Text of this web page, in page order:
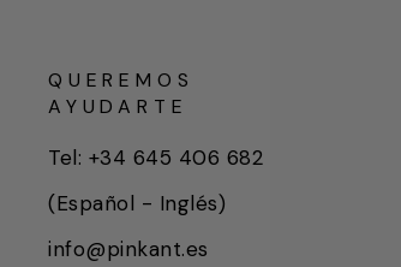
QUEREMOS
AYUDARTE
Tel: +34 645 406 682
(Español - Inglés)
info@pinkant.es